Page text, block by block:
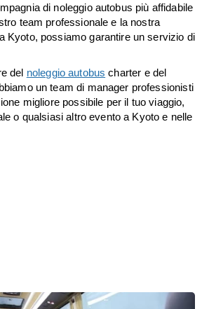
di noleggio autobus più affidabile
team professionale e la nostra
Kyoto, possiamo garantire un servizio di
del noleggio autobus charter e del
un team di manager professionisti
migliore possibile per il tuo viaggio,
o qualsiasi altro evento a Kyoto e nelle